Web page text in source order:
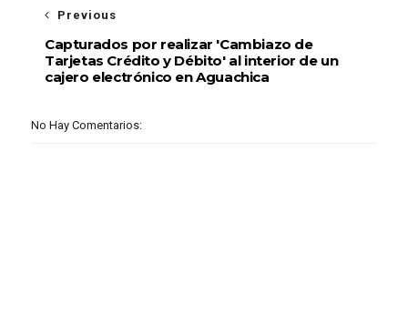
Previous
Capturados por realizar 'Cambiazo de
Tarjetas Crédito y Débito' al interior de un
cajero electrónico en Aguachica
No Hay Comentarios: